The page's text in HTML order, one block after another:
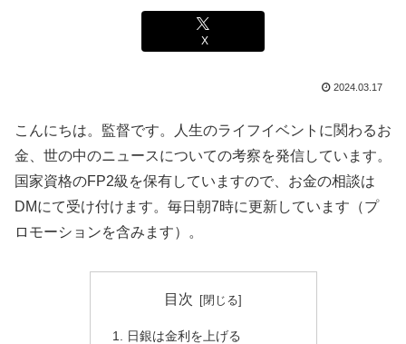
X
2024.03.17
こんにちは。監督です。人生のライフイベントに関わるお
金、世の中のニュースについての考察を発信しています。
国家資格のFP2級を保有していますので、お金の相談は
DMにて受け付けます。毎日朝7時に更新しています（プ
ロモーションを含みます）。
目次
日銀は金利を上げる